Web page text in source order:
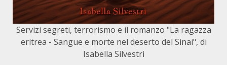
Servizi segreti, terrorismo e il romanzo "La ragazza
eritrea - Sangue e morte nel deserto del Sinai", di
Isabella Silvestri